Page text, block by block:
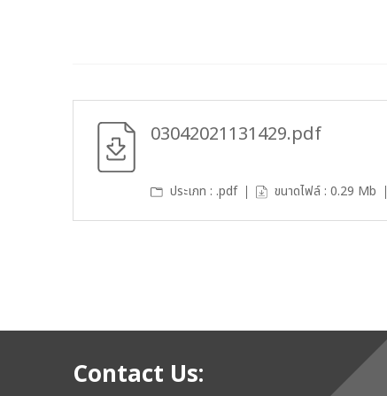
03042021131429.pdf
ประเภท : .pdf ขนาดไฟล์ : 0.29 Mb
Contact Us: